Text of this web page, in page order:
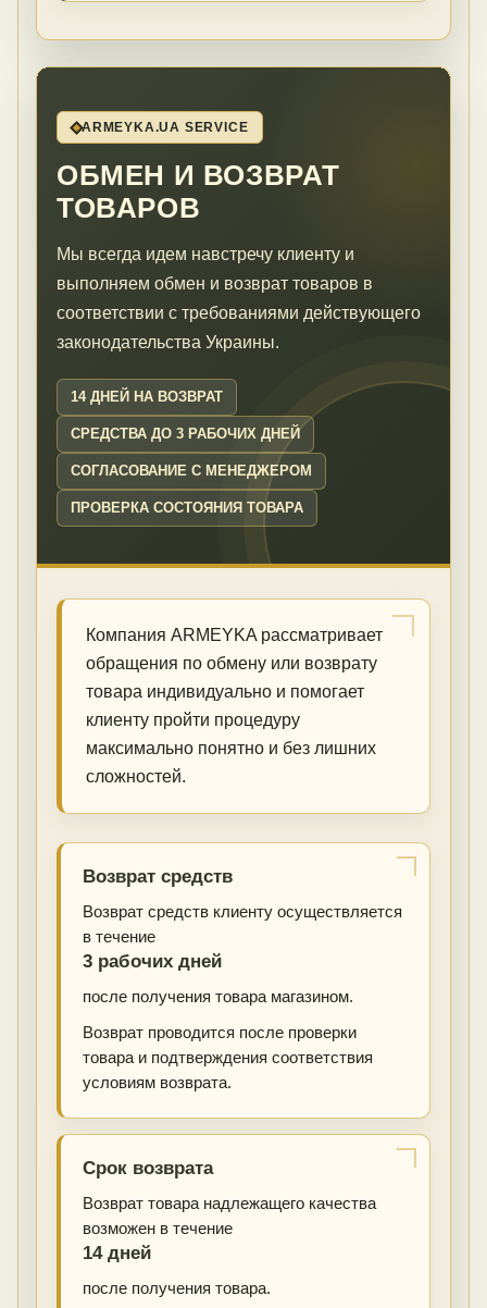
ARMEYKA.UA SERVICE
ОБМЕН И ВОЗВРАТ
ТОВАРОВ
Мы всегда идем навстречу клиенту и
выполняем обмен и возврат товаров в
соответствии с требованиями действующего
законодательства Украины.
14 ДНЕЙ НА ВОЗВРАТ
СРЕДСТВА ДО 3 РАБОЧИХ ДНЕЙ
СОГЛАСОВАНИЕ С МЕНЕДЖЕРОМ
ПРОВЕРКА СОСТОЯНИЯ ТОВАРА
Компания ARMEYKA рассматривает
обращения по обмену или возврату
товара индивидуально и помогает
клиенту пройти процедуру
максимально понятно и без лишних
сложностей.
Возврат средств
Возврат средств клиенту осуществляется
в течение
3 рабочих дней
после получения товара магазином.
Возврат проводится после проверки
товара и подтверждения соответствия
условиям возврата.
Срок возврата
Возврат товара надлежащего качества
возможен в течение
14 дней
после получения товара.